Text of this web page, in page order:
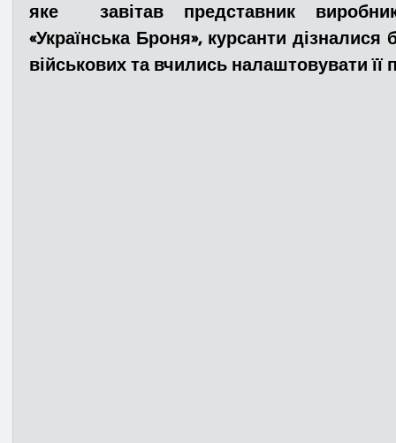
Медицина Новини ДТП
яке  завітав представник
«Українська Броня», курсанти
військових та вчились налаштовувати її